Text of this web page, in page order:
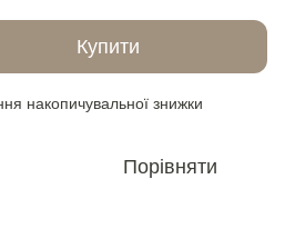
Купити
накопичувальної знижки
Порівняти